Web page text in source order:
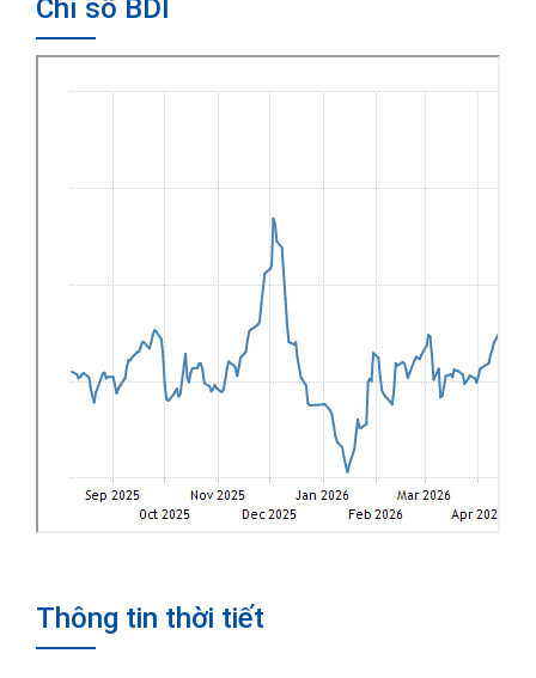
Chỉ số BDI
Thông tin thời tiết